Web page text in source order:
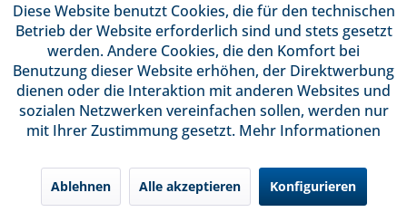
Diese Website benutzt Cookies, die für den technischen
Betrieb der Website erforderlich sind und stets gesetzt
werden. Andere Cookies, die den Komfort bei
Benutzung dieser Website erhöhen, der Direktwerbung
dienen oder die Interaktion mit anderen Websites und
sozialen Netzwerken vereinfachen sollen, werden nur
mit Ihrer Zustimmung gesetzt. Mehr Informationen
Ablehnen Alle akzeptieren Konfigurieren